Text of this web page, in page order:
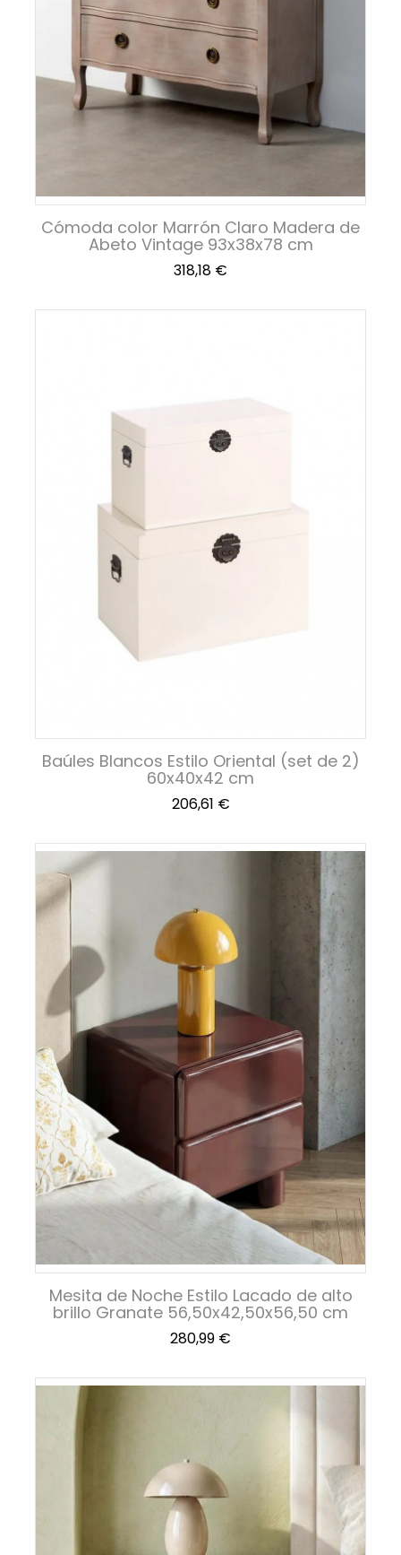
Cómoda color Marrón Claro Madera de
Abeto Vintage 93x38x78 cm
Precio
318,18 €
Baúles Blancos Estilo Oriental (set de 2)
60x40x42 cm
Precio
206,61 €
Mesita de Noche Estilo Lacado de alto
brillo Granate 56,50x42,50x56,50 cm
Precio
280,99 €